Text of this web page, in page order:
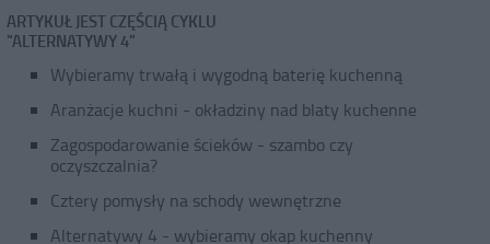
ARTYKUŁ JEST CZĘŚCIĄ CYKLU
"ALTERNATYWY 4"
Wybieramy trwałą i wygodną baterię kuchenną
Aranżacje kuchni - okładziny nad blaty kuchenne
Zagospodarowanie ścieków - szambo czy
oczyszczalnia?
Cztery pomysły na schody wewnętrzne
Alternatywy 4 - wybieramy okap kuchenny